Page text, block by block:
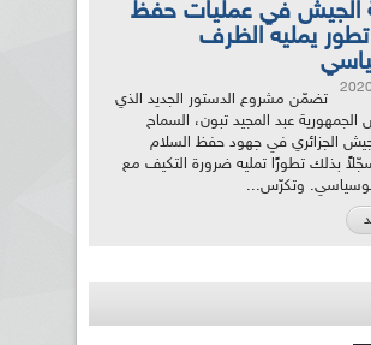
الجيش في عمليات حفظ
يمليه الظرف
تضمّن مشروع الدستور الجديد الذي
الجمهورية عبد المجيد تبون، السماح
الجزائري في جهود حفظ السلام
بذلك تطورًا تمليه ضرورة التكيف مع
وتكرّس...